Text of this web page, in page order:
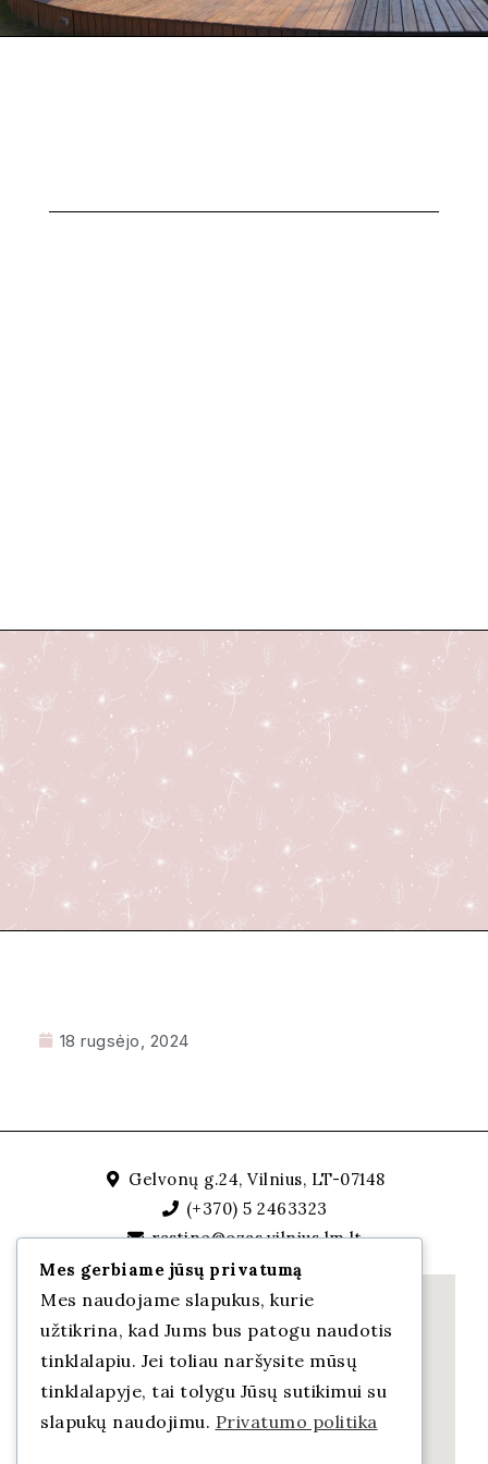
18 rugsėjo, 2024
Gelvonų g.24, Vilnius, LT-07148
(+370) 5 2463323
rastine@ozas.vilnius.lm.lt
Mes gerbiame jūsų privatumą
Mes naudojame slapukus, kurie
užtikrina, kad Jums bus patogu naudotis
tinklalapiu. Jei toliau naršysite mūsų
tinklalapyje, tai tolygu Jūsų sutikimui su
slapukų naudojimu. Privatumo politika